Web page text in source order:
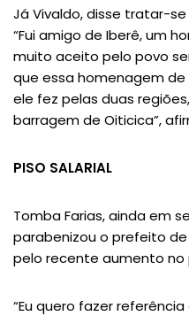
Já Vivaldo, disse tratar-
“Fui amigo de Iberê, um
muito aceito pelo povo
que essa homenagem
ele fez pelas duas
barragem de Oiticica”,
PISO SALARIAL
Tomba Farias, ainda em
parabenizou o prefeito de
pelo recente aumento no
“Eu quero fazer